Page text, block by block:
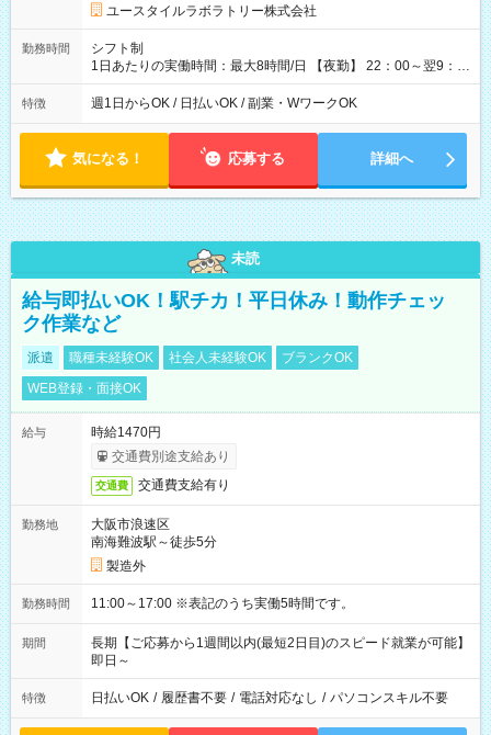
ユースタイルラボラトリー株式会社
勤務時間
シフト制
1日あたりの実働時間：最大8時間/日 【夜勤】 22：00～翌9：
00 ※週1日～OK ／ 夜勤専従 ＊＊ 勤務時間例 ＊＊ ■22時か
ら翌7時 ■23時から翌8時 ■24時から翌9時 など ※上記の時間
ます。 ※曜日固定（毎週同じ曜日での勤務となります）
特徴 週1日からOK / 日払いOK / 副業・WワークOK
気になる！ 応募する 詳細へ
未読
給与即払いOK！駅チカ！平日休み！動作チェッ
ク作業など
派遣 職種未経験OK 社会人未経験OK
ブランクOK
WEB登録・面接OK
給与
時給1470円
交通費別途支給あり
交通費 交通費支給有り
勤務地
大阪市浪速区
南海難波駅～徒歩5分
製造外
勤務時間 11:00～17:00 ※表記のうち実働5時間です。
期間
長期【ご応募から1週間以内(最短2日目)のスピード就業が可能】
即日～
特徴 日払いOK / 履歴書不要 / 電話対応なし / パソコンスキル不要